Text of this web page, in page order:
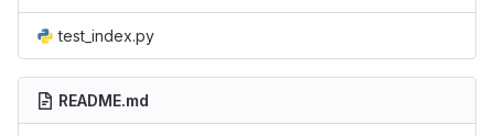
test_index.py
README.md